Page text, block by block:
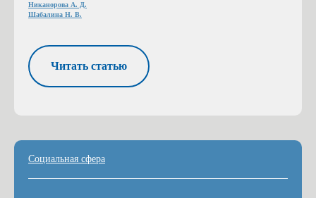
Никанорова А. Д.
Шабалина Н. В.
Читать статью
Социальная сфера